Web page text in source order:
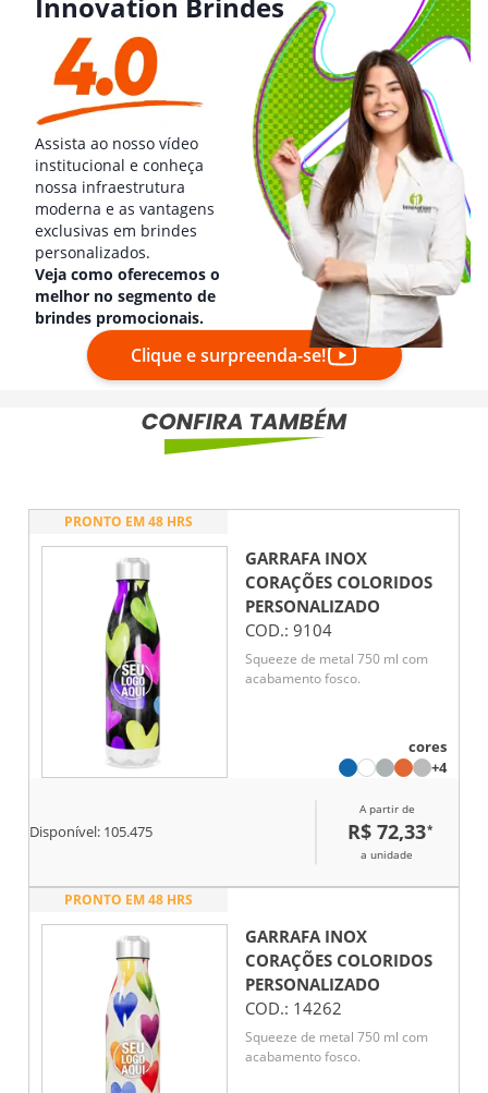
Innovation Brindes
Assista ao nosso vídeo
institucional e conheça
nossa infraestrutura
moderna e as vantagens
exclusivas em brindes
personalizados.
Veja como oferecemos o
melhor no segmento de
brindes promocionais.
Clique e surpreenda-se!
PRONTO EM 48 HRS
GARRAFA INOX
CORAÇÕES COLORIDOS
PERSONALIZADO
COD.: 9104
Squeeze de metal 750 ml com
acabamento fosco.
cores
+4
Disponível: 105.475
A partir de
R$ 72,33*
a unidade
PRONTO EM 48 HRS
GARRAFA INOX
CORAÇÕES COLORIDOS
PERSONALIZADO
COD.: 14262
Squeeze de metal 750 ml com
acabamento fosco.